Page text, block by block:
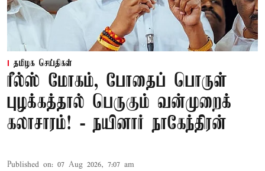
தமிழக செய்திகள்
ரீல்ஸ் மோகம், போதைப் பொருள்
புழக்கத்தால் பெருகும் வன்முறைக்
கலாசாரம்! - நயினார் நாகேந்திரன்
Published on: 07 Aug 2026, 7:07 am